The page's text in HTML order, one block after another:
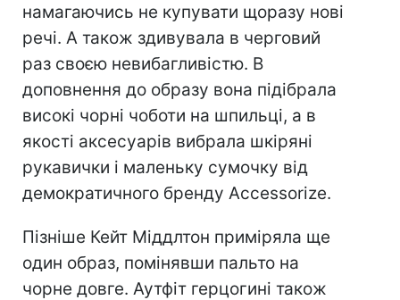
намагаючись не купувати щоразу нові
речі. А також здивувала в черговий
раз своєю невибагливістю. В
доповнення до образу вона підібрала
високі чорні чоботи на шпильці, а в
якості аксесуарів вибрала шкіряні
рукавички і маленьку сумочку від
демократичного бренду Accessorize.
Пізніше Кейт Міддлтон приміряла ще
один образ, помінявши пальто на
чорне довге. Аутфіт герцогині також